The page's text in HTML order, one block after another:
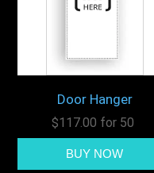
Door Hanger
$117.00 for 50